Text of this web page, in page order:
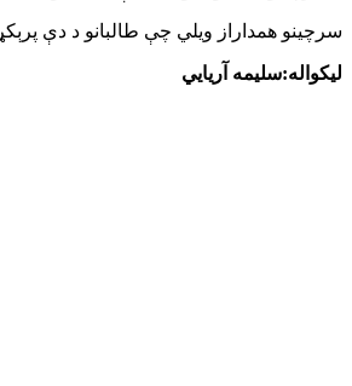
سرچینو همداراز ویلي چې طالبانو د دې
لیکواله:سلیمه آریایي